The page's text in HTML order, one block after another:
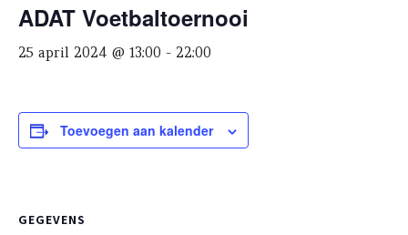
ADAT Voetbaltoernooi
25 april 2024 @ 13:00 - 22:00
Toevoegen aan kalender
GEGEVENS